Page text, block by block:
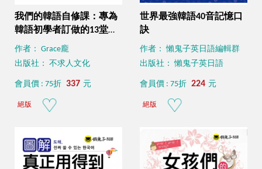
我們的韓語自修課：專為
韓語初學者訂做的13堂課
（附1CD+3別冊+防水書
套）
作者： Grace龐
出版社： 不求人文化
會員價 : 75折 337 元
絕版
世界最強韓語40音記憶口
訣
作者： 懶鬼子英日語編輯群
出版社： 懶鬼子英日語
會員價 : 75折 224 元
絕版